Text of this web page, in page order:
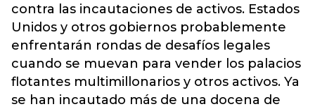
contra las incautaciones de activos. Estados
Unidos y otros gobiernos probablemente
enfrentarán rondas de desafíos legales
cuando se muevan para vender los palacios
flotantes multimillonarios y otros activos. Ya
se han incautado más de una docena de